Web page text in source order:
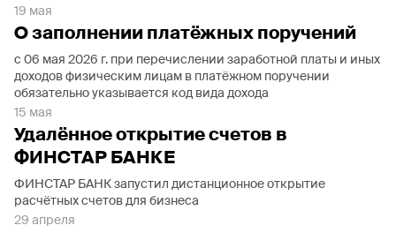
19 мая
О заполнении платёжных поручений
с 06 мая 2026 г. при перечислении заработной платы и иных
доходов физическим лицам в платёжном поручении
обязательно указывается код вида дохода
15 мая
Удалённое открытие счетов в
ФИНСТАР БАНКЕ
ФИНСТАР БАНК запустил дистанционное открытие
расчётных счетов для бизнеса
29 апреля